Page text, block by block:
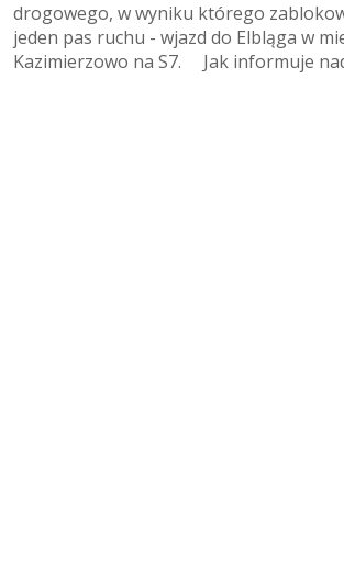
drogowego, w wyniku którego
jeden pas ruchu - wjazd do Elbląga w
Kazimierzowo na S7. Jak informuje